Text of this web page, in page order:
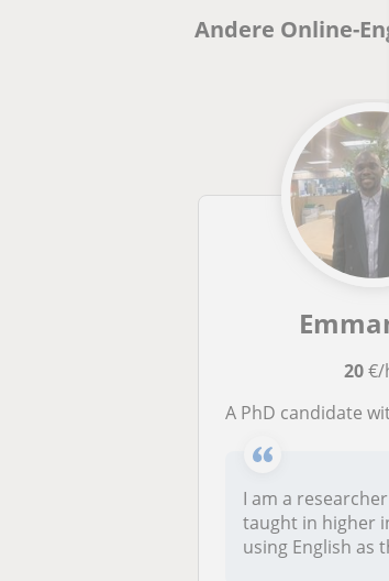
Andere Online-
20€/
A PhD candidate with strong command of
I am a
taught in higher
using English as